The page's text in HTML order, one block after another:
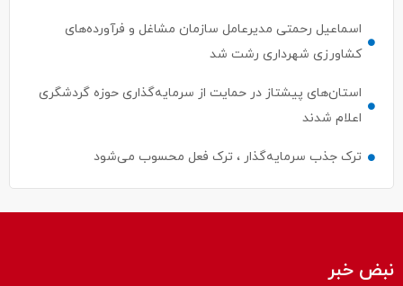
اسماعیل رحمتی مدیرعامل سازمان مشاغل و فرآورده‌های
کشاورزی شهرداری رشت شد
استان‌های پیشتاز در حمایت از سرمایه‌گذاری حوزه گردشگری
اعلام شدند
ترک جذب سرمایه‌گذار ، ترک فعل محسوب می‌شود
نبض خبر